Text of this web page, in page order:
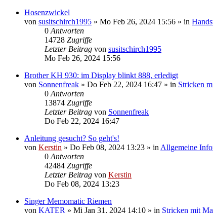
Hosenzwickel
von susitschirch1995 » Mo Feb 26, 2024 15:56 » in
0 Antworten
14728 Zugriffe
Letzter Beitrag von susitschirch1995
Mo Feb 26, 2024 15:56
Brother KH 930: im Display blinkt 888, erledigt
von Sonnenfreak » Do Feb 22, 2024 16:47 » in Stricken
0 Antworten
13874 Zugriffe
Letzter Beitrag von Sonnenfreak
Do Feb 22, 2024 16:47
Anleitung gesucht? So geht's!
von Kerstin » Do Feb 08, 2024 13:23 » in Allgemeine
0 Antworten
42484 Zugriffe
Letzter Beitrag von Kerstin
Do Feb 08, 2024 13:23
Singer Memomatic Riemen
von KATER » Mi Jan 31, 2024 14:10 » in Stricken mit